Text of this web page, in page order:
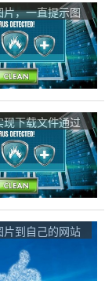
片，一直提示图
下载文件通过
片到自己的网站